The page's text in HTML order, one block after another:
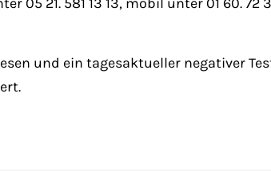
und ein tagesaktueller negativer